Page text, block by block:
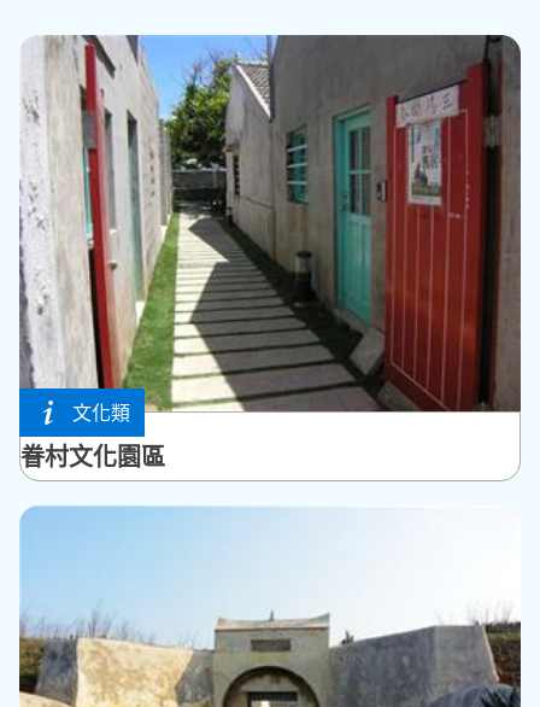
文化類
馬公市
眷村文化園區